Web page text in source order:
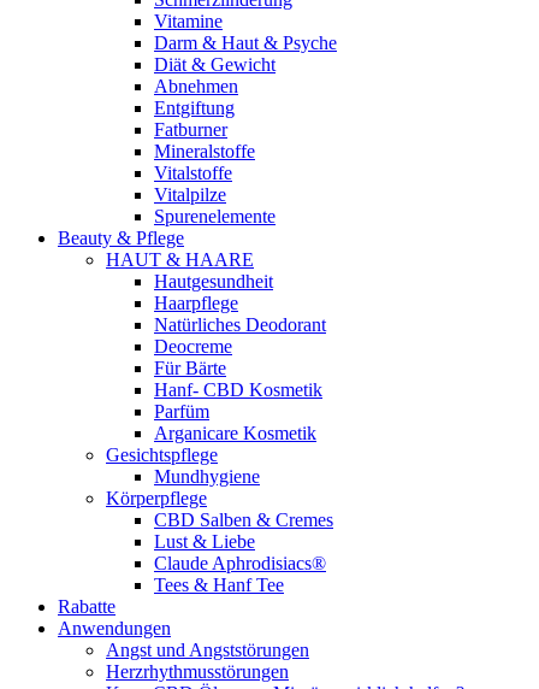
Vitamine
Darm & Haut & Psyche
Diät & Gewicht
Abnehmen
Entgiftung
Fatburner
Mineralstoffe
Vitalstoffe
Vitalpilze
Spurenelemente
Beauty & Pflege
HAUT & HAARE
Hautgesundheit
Haarpflege
Natürliches Deodorant
Deocreme
Für Bärte
Hanf- CBD Kosmetik
Parfüm
Arganicare Kosmetik
Gesichtspflege
Mundhygiene
Körperpflege
CBD Salben & Cremes
Lust & Liebe
Claude Aphrodisiacs®
Tees & Hanf Tee
Rabatte
Anwendungen
Angst und Angststörungen
Herzrhythmusstörungen